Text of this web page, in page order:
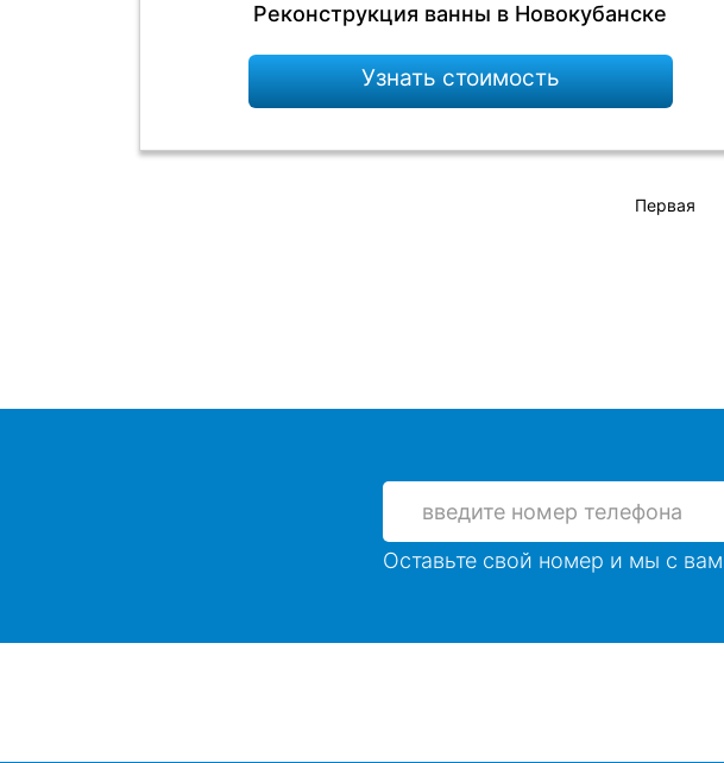
Реконструкция ванны в Новокубанске
Узнать стоимость
Первая
Оставьте свой номер и мы с